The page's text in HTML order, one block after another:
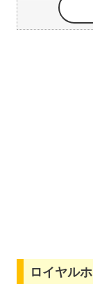
モバイル
ロイヤル